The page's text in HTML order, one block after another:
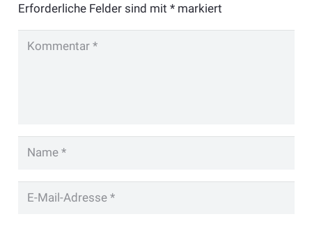
Erforderliche Felder sind mit *markiert